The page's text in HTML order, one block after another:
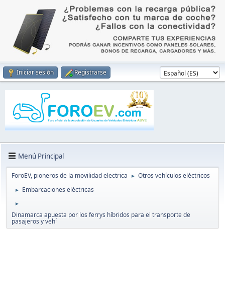
Iniciar sesión Registrarse
Menú Principal
ForoEV, pioneros de la movilidad electrica ► Otros vehículos eléctricos
► Embarcaciones eléctricas
►
Dinamarca apuesta por los ferrys híbridos para el transporte de
pasajeros y vehí